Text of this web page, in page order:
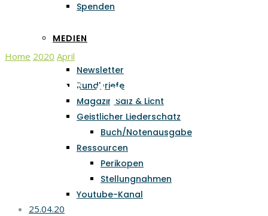
Spenden
MEDIEN
Newsletter
Rundbriefe
Magazin Salz & Licht
Geistlicher Liederschatz
Buch/Notenausgabe
Ressourcen
Perikopen
Stellungnahmen
Youtube-Kanal
Home 2020 April
25. April 2020
25.04.20